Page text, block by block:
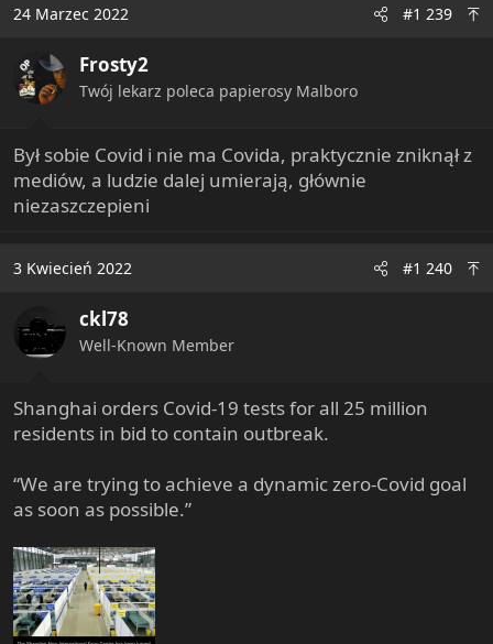
poinformowały o tymczasowym zawieszeniu produkcji.
Z kolei Reuters donosi, że produkcje wstrzymują również
chińskie zakłady motoryzacyjne, produkujące części m.in.
do Volkswagena czy Toyoty. Te są zlokalizowane w
Zamknięcie fabryk związane jest ze "strategią Xi Jinping
zero-covid, która wymaga blokad w całym mieście,
masowych testów i skrupulatnego śledzenia kontaktów
24 Marzec 2022 #1 239
OP Frosty2
Twój lekarz poleca papierosy Malboro
Był sobie Covid i nie ma Covida, praktycznie zniknął z
mediów, a ludzie dalej umierają, głównie
niezaszczepieni
3 Kwiecień 2022 #1 240
ckl78
Well-Known Member
Shanghai orders Covid-19 tests for all 25 million
residents in bid to contain outbreak.
“We are trying to achieve a dynamic zero-Covid goal
as soon as possible.”